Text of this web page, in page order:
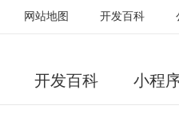
网站地图 开发百科
开发百科 小程